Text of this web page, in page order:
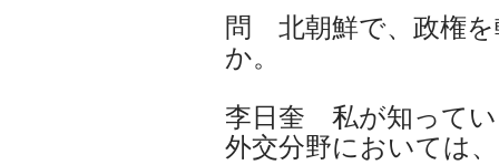
問 北朝鮮で、政権
か。
李日奎 私が知ってい
外交分野においては